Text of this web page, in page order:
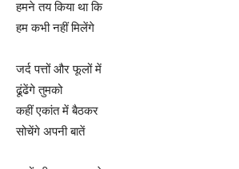
हमने तय किया था कि
हम कभी नहीं मिलेंगे
जर्द पत्तों और फूलों में
ढूंढेंगे तुमको
कहीं एकांत में बैठकर
सोचेंगे अपनी बातें